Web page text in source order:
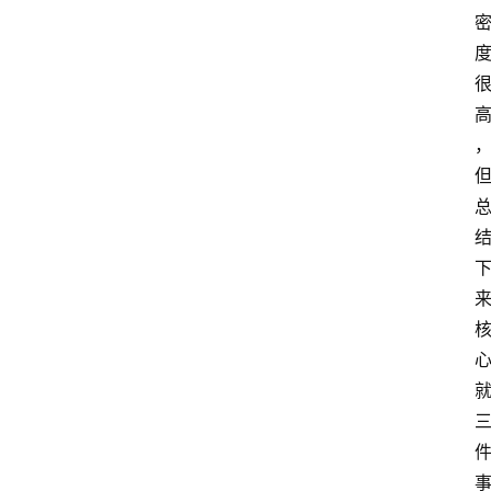
密
度
很
高
，
但
总
结
下
来
核
心
就
三
件
事